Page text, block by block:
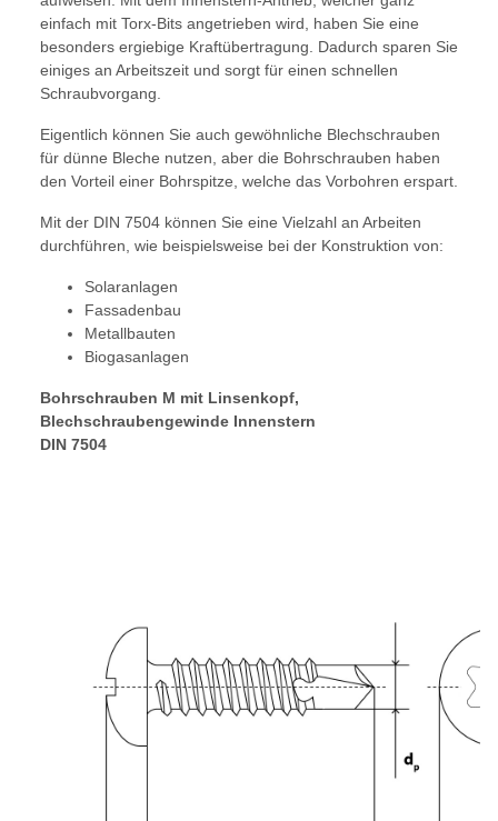
einfach mit Torx-Bits angetrieben wird, haben Sie eine
besonders ergiebige Kraftübertragung. Dadurch sparen Sie
einiges an Arbeitszeit und sorgt für einen schnellen
Schraubvorgang.
Eigentlich können Sie auch gewöhnliche Blechschrauben
für dünne Bleche nutzen, aber die Bohrschrauben haben
den Vorteil einer Bohrspitze, welche das Vorbohren erspart.
Mit der DIN 7504 können Sie eine Vielzahl an Arbeiten
durchführen, wie beispielsweise bei der Konstruktion von:
Solaranlagen
Fassadenbau
Metallbauten
Biogasanlagen
Bohrschrauben M mit Linsenkopf,
Blechschraubengewinde Innenstern
DIN 7504